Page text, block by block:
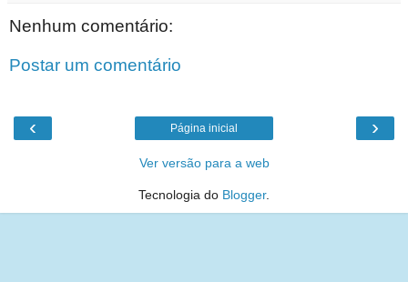
Nenhum comentário:
Postar um comentário
‹ ›
Página inicial
Ver versão para a web
Tecnologia do Blogger.